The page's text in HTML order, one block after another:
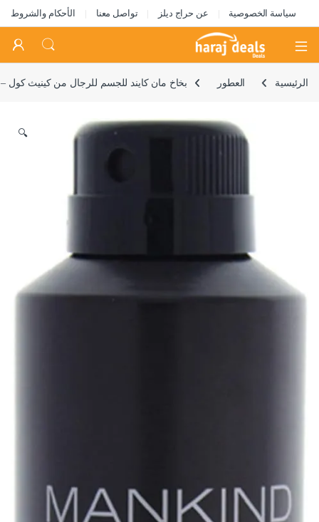
سياسة الخصوصية عن حراج ديلز تواصل معنا الأحكام والشروط
Open
الرئيسية العطور بخاخ مان كايند للجسم للرجال من كينيث كول – 6.0
🔍